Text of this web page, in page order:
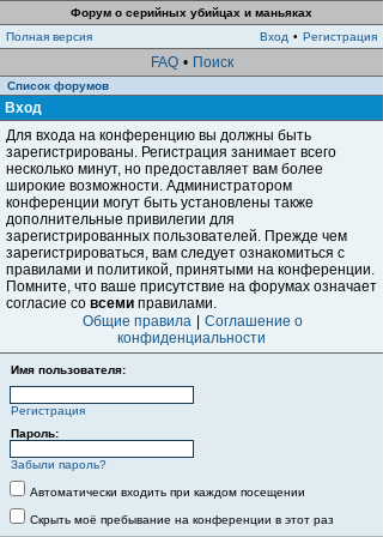
Форум о серийных убийцах и маньяках
Полная версия
Вход • Регистрация
FAQ • Поиск
Список форумов
Вход
Для входа на конференцию вы должны быть
зарегистрированы. Регистрация занимает всего
несколько минут, но предоставляет вам более
широкие возможности. Администратором
конференции могут быть установлены также
дополнительные привилегии для
зарегистрированных пользователей. Прежде чем
зарегистрироваться, вам следует ознакомиться с
правилами и политикой, принятыми на конференции.
Помните, что ваше присутствие на форумах означает
согласие со всеми правилами.
Общие правила
Соглашение о
конфиденциальности
Имя пользователя:
Регистрация
Пароль:
Забыли пароль?
Автоматически входить при каждом посещении
Скрыть моё пребывание на конференции в этот раз